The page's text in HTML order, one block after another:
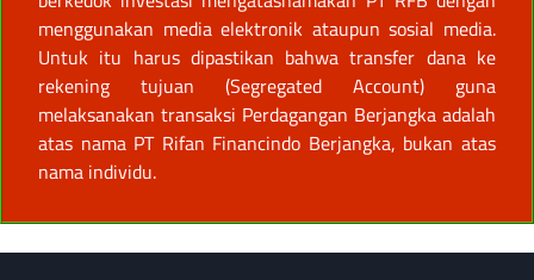
menggunakan media elektronik ataupun sosial media.
Untuk itu harus dipastikan bahwa transfer dana ke
rekening tujuan (Segregated Account) guna
melaksanakan transaksi Perdagangan Berjangka adalah
atas nama PT Rifan Financindo Berjangka, bukan atas
nama individu.